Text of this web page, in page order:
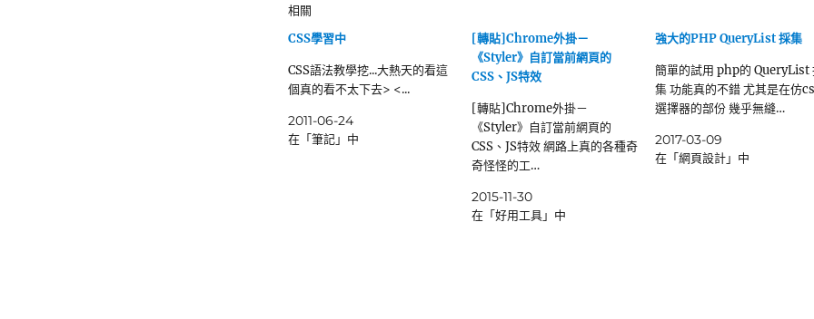
相關
CSS學習中
CSS語法教學挖...大熱天的看這
個真的看不太下去> <...
2011-06-24
在「筆記」中
[轉貼]Chrome外掛－
《Styler》自訂當前網頁的
CSS、JS特效
[轉貼]Chrome外掛－
《Styler》自訂當前網頁的
CSS、JS特效 網路上真的各種奇
奇怪怪的工…
2015-11-30
在「好用工具」中
強大的PHP QueryList 採集
簡單的試用 php的 QueryList
集 功能真的不錯 尤其是在仿
選擇器的部份 幾乎無縫…
2017-03-09
在「網頁設計」中